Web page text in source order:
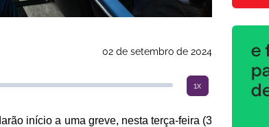
02 de setembro de 2024
1x
início a uma greve, nesta terça-feira (3